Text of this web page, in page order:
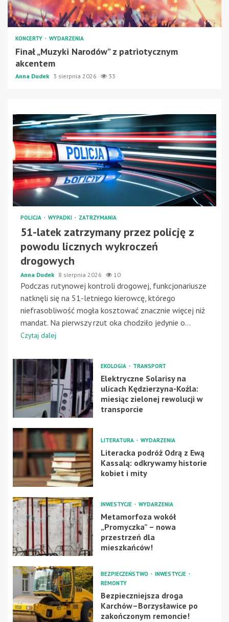
KONCERTY WYDARZENIA
Finał „Muzyki Narodów” z patriotycznym
akcentem
Anna Dudek 3 sierpnia 2026 33
POLICJA WYPADKI ZATRZYMANIA
51-latek zatrzymany przez policję z
powodu licznych wykroczeń
drogowych
Anna Dudek 8 sierpnia 2026 10
Podczas rutynowej kontroli drogowej, funkcjonariusze
natknęli się na 51-letniego kierowcę, którego
niefrasobliwość mogła kosztować znacznie więcej niż
mandat. Na pierwszy rzut oka chodziło jedynie o...
Czytaj dalej
EKOLOGIA TRANSPORT
Elektryczne Solarisy na
ulicach Kędzierzyna-Koźla:
miesiąc zielonej rewolucji w
transporcie
LITERATURA WYDARZENIA
Literacka podróż Odrą z Ewą
Kassalą: odkrywamy historie
kobiet i mity
INWESTYCJE WYDARZENIA
Metamorfoza wokół
„Promyczka” – nowa
przestrzeń dla
mieszkańców!
BEZPIECZEŃSTWO
INWESTYCJE
REMONTY
Bezpieczniejsza droga
Karchów–Borzysławice po
zakończonym remoncie!